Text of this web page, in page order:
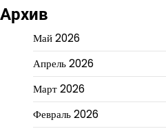
Архив
Май 2026
Апрель 2026
Март 2026
Февраль 2026